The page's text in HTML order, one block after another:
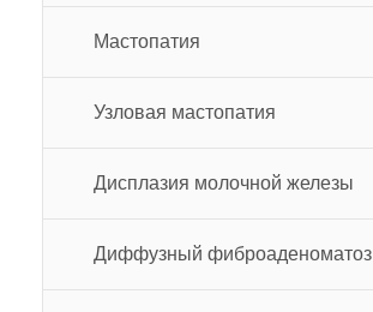
Мастопатия
Узловая мастопатия
Дисплазия молочной железы
Диффузный фиброаденоматоз